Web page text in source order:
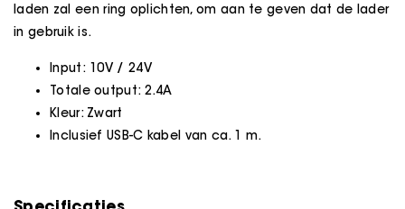
laden zal een ring oplichten, om aan te geven dat de lader
in gebruik is.
Input: 10V / 24V
Totale output: 2.4A
Kleur: Zwart
Inclusief USB-C kabel van ca. 1 m.